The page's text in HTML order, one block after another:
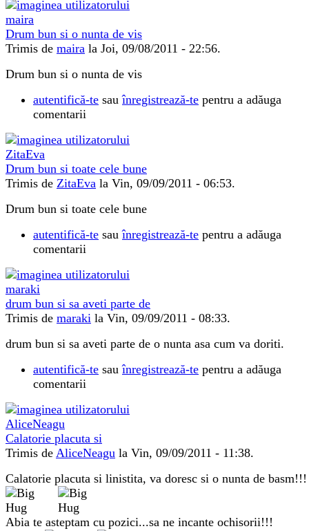
Drum bun si o nunta de vis
Trimis de maira la Joi, 09/08/2011 - 22:56.
Drum bun si o nunta de vis
autentifică-te sauînregistrează-te pentru a adăuga
comentarii
Drum bun si toate cele bune
Trimis de ZitaEva la Vin, 09/09/2011 - 06:53.
Drum bun si toate cele bune
autentifică-te sauînregistrează-te pentru a adăuga
comentarii
drum bun si sa aveti parte de
Trimis de maraki la Vin, 09/09/2011 - 08:33.
drum bun si sa aveti parte de o nunta asa cum va doriti.
autentifică-te sauînregistrează-te pentru a adăuga
comentarii
Calatorie placuta si
Trimis de AliceNeagu la Vin, 09/09/2011 - 11:38.
Calatorie placuta si linistita, va doresc si o nunta de basm!!!
Abia te asteptam cu pozici...sa ne incante ochisorii!!!